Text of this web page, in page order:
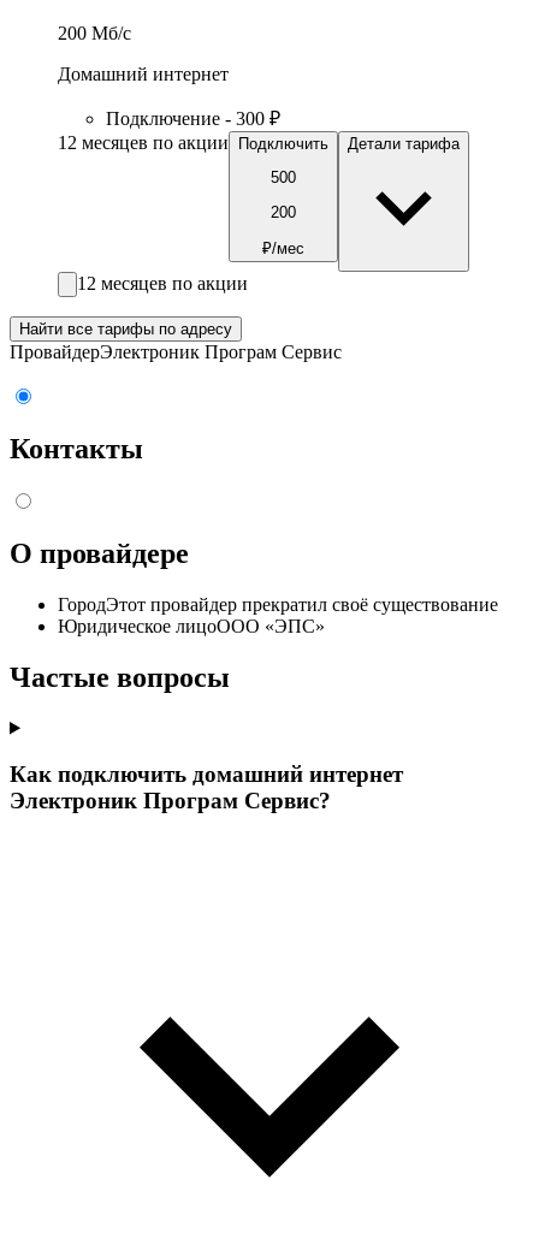
200 Мб/c
Домашний интернет
Подключение - 300 ₽
12 месяцев по акции
Подключить
500
200
₽/мес
Детали тарифа
12 месяцев по акции
Найти все тарифы по адресу
ПровайдерЭлектроник Програм Сервис
Контакты
О провайдере
ГородЭтот провайдер прекратил своё существование
Юридическое лицоООО «ЭПС»
Частые вопросы
Как подключить домашний интернет
Электроник Програм Сервис?